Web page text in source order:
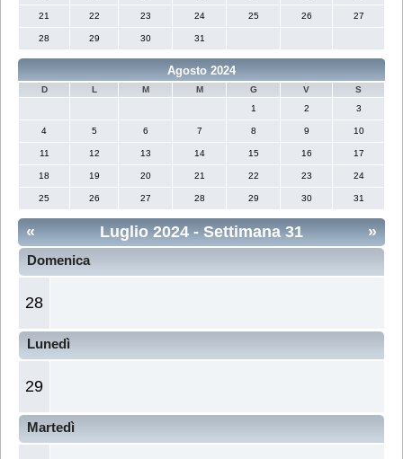
21 22 23 24 25 26 27
28 29 30 31
Agosto 2024
D L M M G V
S
1
2 3
4 5 6 7 8 9 10
11 12 13 14 15 16 17
18 19 20 21 22 23 24
25 26 27 28 29 30 31
« »
Luglio 2024- Settimana 31
Domenica
28
Lunedì
29
Martedì